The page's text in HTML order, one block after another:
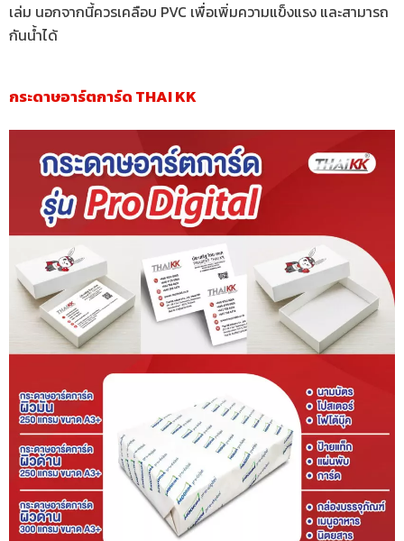
เล่ม นอกจากนี้ควรเคลือบ PVC เพื่อเพิ่มความแข็งแรง และสามารถ
กันน้ำได้
กระดาษอาร์ตการ์ด THAI KK